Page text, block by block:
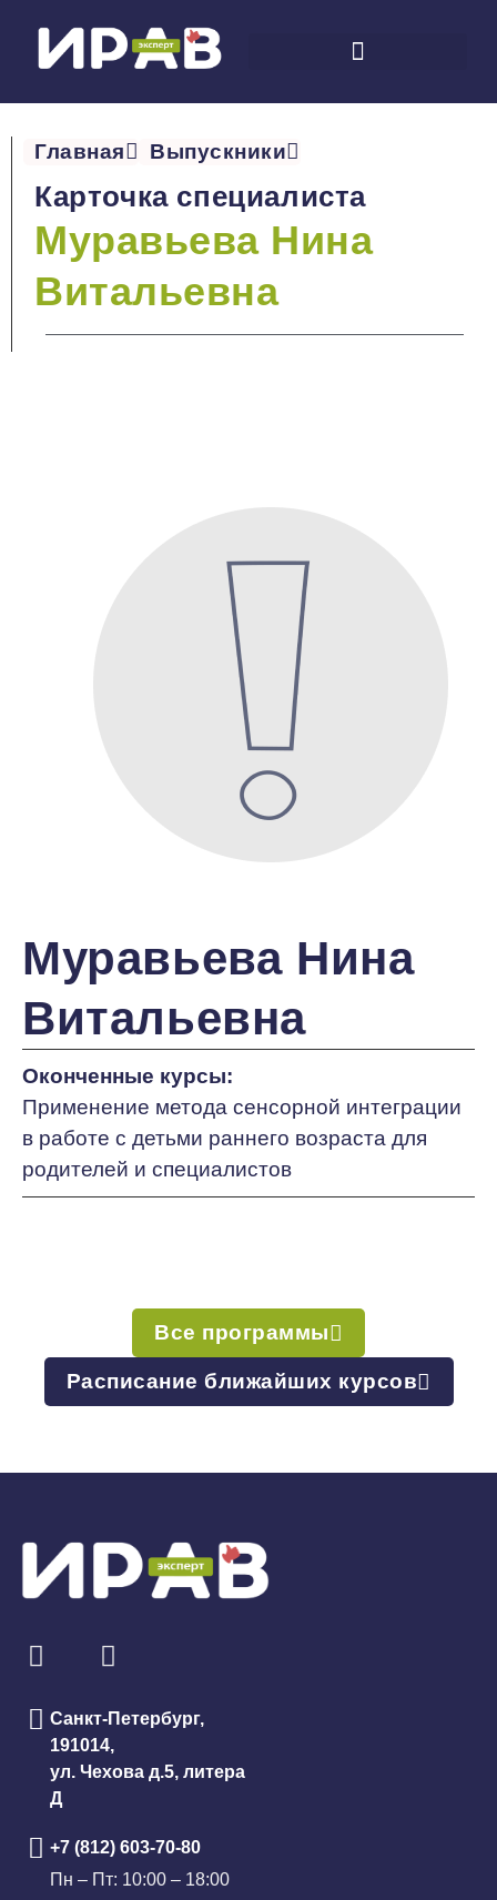
Главная Выпускники
Карточка специалиста
Муравьева Нина
Витальевна
Муравьева Нина
Витальевна
Оконченные курсы:
Применение метода сенсорной интеграции
в работе с детьми раннего возраста для
родителей и специалистов
Все программы
Расписание ближайших курсов
Санкт-Петербург,
191014,
ул. Чехова д.5, литера
Д
+7 (812) 603-70-80
Пн – Пт: 10:00 – 18:00